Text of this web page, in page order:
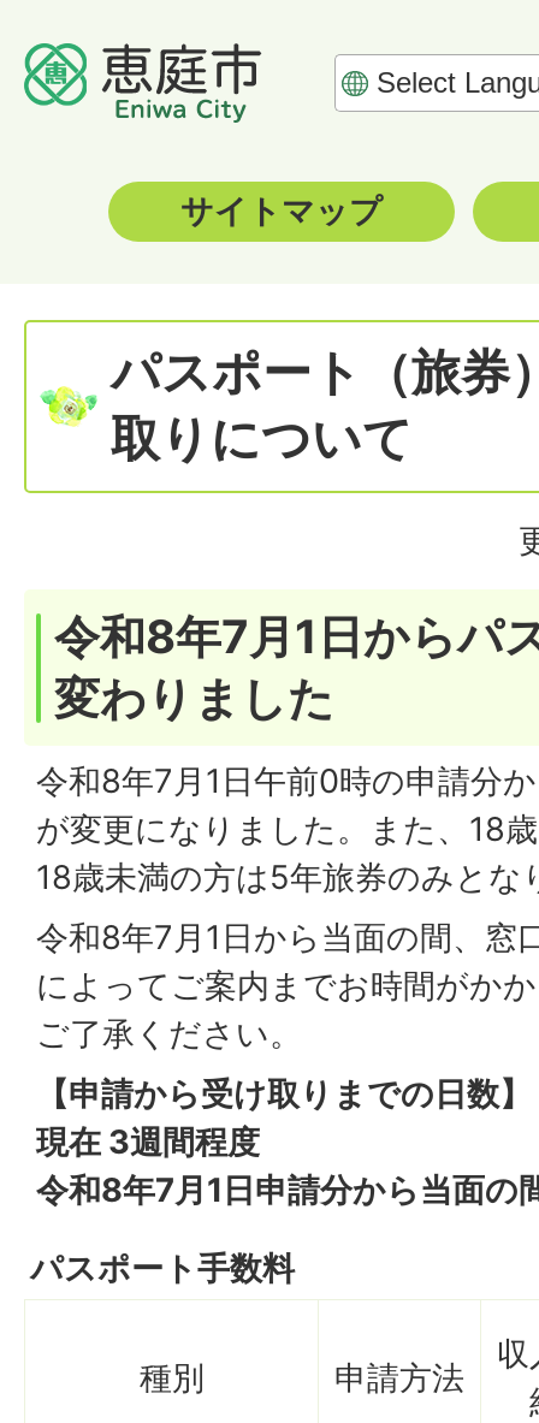
サイトマップ
パスポート（旅券
取りについて
令和8年7月1日からパ
変わりました
令和8年7月1日午前0時の申請分
が変更になりました。また、18
18歳未満の方は5年旅券のみとな
令和8年7月1日から当面の間、窓
によってご案内までお時間がか
ご了承ください。
【申請から受け取りまでの日数】
現在 3週間程度
令和8年7月1日申請分から当面の
パスポート手数料
種別 申請方法
収